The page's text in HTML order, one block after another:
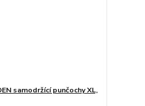
samodržící punčochy XL,